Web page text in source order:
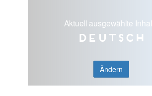
Aktuell ausgewählte
Deutsch
Ändern